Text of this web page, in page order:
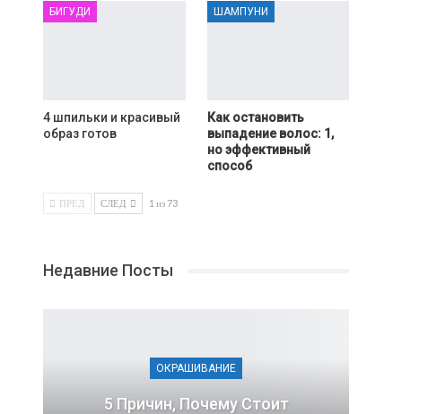
БИГУДИ
4 шпильки и красивый
образ готов
ШАМПУНИ
Как остановить
выпадение волос: 1,
но эффективный
способ
ПРЕД СЛЕД 1 из 73
Недавние Посты
ОКРАШИВАНИЕ
5 Причин, Почему Стоит